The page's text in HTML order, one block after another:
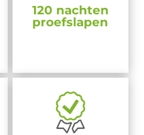
120 nachten
proefslapen